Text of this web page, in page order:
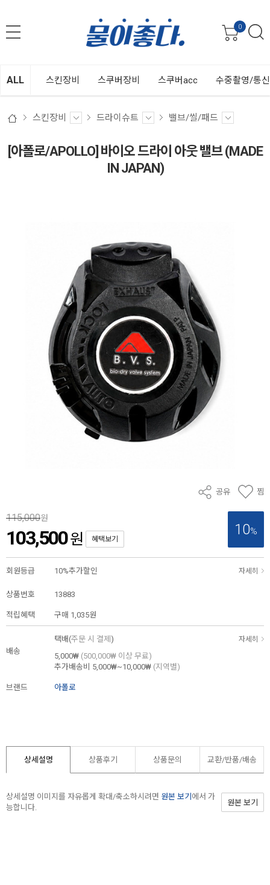
0
ALL 스킨장비 스쿠버장비 스쿠버acc 수중촬영/통
스킨장비 드라이슈트 밸브/씰/패드
[아폴로/APOLLO] 바이오 드라이 아웃 밸브 (MADE
IN JAPAN)
공유 찜
10%
115,000원
103,500원 혜택보기
회원등급 10%추가할인 자세히
상품번호 13883
적립혜택 구매 1,035원
배송
택배(주문 시 결제 ) 자세히
5,000₩ (500,000₩ 이상 무료)
추가배송비
5,000₩~10,000₩ (지역별)
브랜드 아폴로
상세설명 상품후기 상품문의 교환/반품/배송
상세설명 이미지를 자유롭게 확대/축소하시려면 원본 보기 에서 가
능합니다.
원본 보기